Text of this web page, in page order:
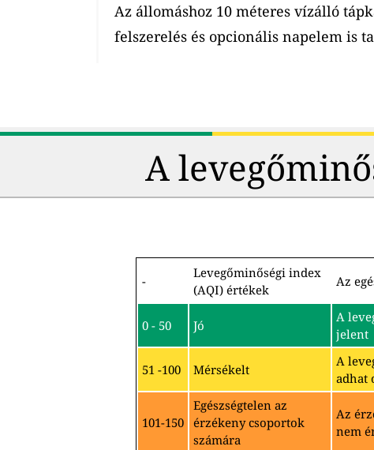
Az állomáshoz 10 méteres vízálló
felszerelés és opcionális napelem is
A
-
Levegőminőségi index
(AQI) értékek
Az
0 - 50 Jó
A
jelent
51 -100 Mérsékelt
A
adhat
101-150
Egészségtelen az
érzékeny csoportok
számára
Az
nem